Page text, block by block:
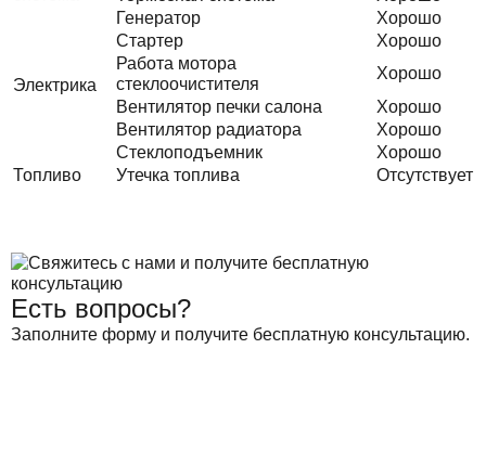
Электрика
Генератор
Хорошо
Стартер
Хорошо
Работа мотора
стеклоочистителя
Хорошо
Вентилятор печки салона
Хорошо
Вентилятор радиатора
Хорошо
Стеклоподъемник
Хорошо
Топливо
Утечка топлива Отсутствует
Есть вопросы?
Заполните форму и получите бесплатную консультацию.